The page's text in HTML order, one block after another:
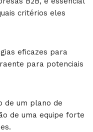
critérios eles
eficazes para
para potenciais
de um plano de
de uma equipe forte